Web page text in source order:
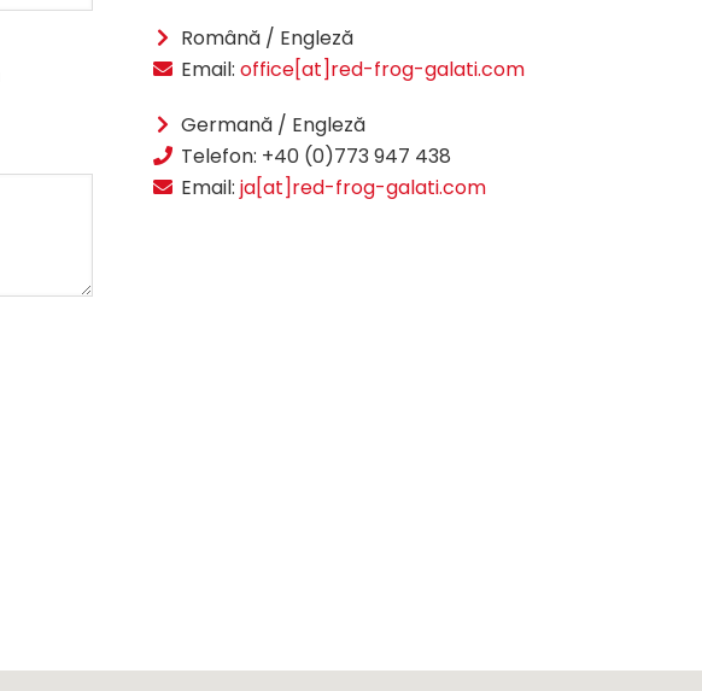
Română / Engleză
Email:office[at]red-frog-galati.com
Germană / Engleză
Telefon: +40 (0)773 947 438
Email:ja[at]red-frog-galati.com